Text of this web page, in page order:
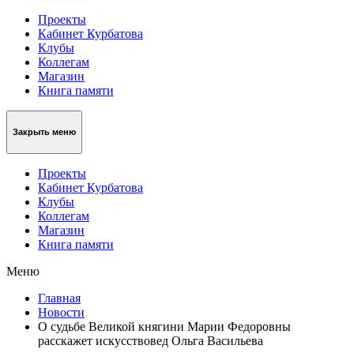
Проекты
Кабинет Курбатова
Клубы
Коллегам
Магазин
Книга памяти
Закрыть меню
Проекты
Кабинет Курбатова
Клубы
Коллегам
Магазин
Книга памяти
Меню
Главная
Новости
О судьбе Великой княгини Марии Федоровны
расскажет искусствовед Ольга Васильева